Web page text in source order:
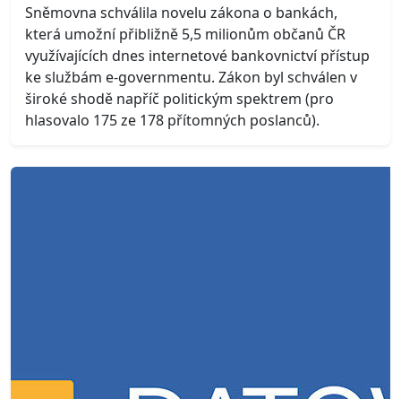
Sněmovna schválila novelu zákona o bankách,
která umožní přibližně 5,5 milionům občanů ČR
využívajících dnes internetové bankovnictví přístup
ke službám e-governmentu. Zákon byl schválen v
široké shodě napříč politickým spektrem (pro
hlasovalo 175 ze 178 přítomných poslanců).